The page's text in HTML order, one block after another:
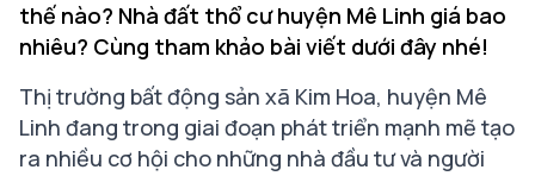
thế nào? Nhà đất thổ cư huyện Mê Linh giá bao
nhiêu? Cùng tham khảo bài viết dưới đây nhé!
Thị trường bất động sản xã Kim Hoa, huyện Mê
Linh đang trong giai đoạn phát triển mạnh mẽ tạo
ra nhiều cơ hội cho những nhà đầu tư và người